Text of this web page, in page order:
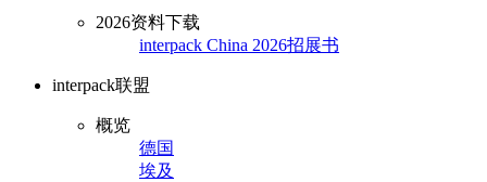
2026资料下载
interpack China 2026招展书
interpack联盟
概览
德国
埃及